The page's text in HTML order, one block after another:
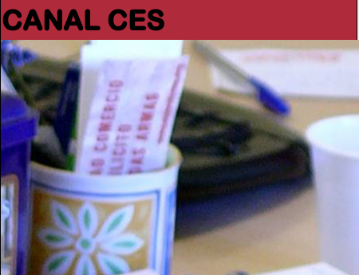
CANAL CES